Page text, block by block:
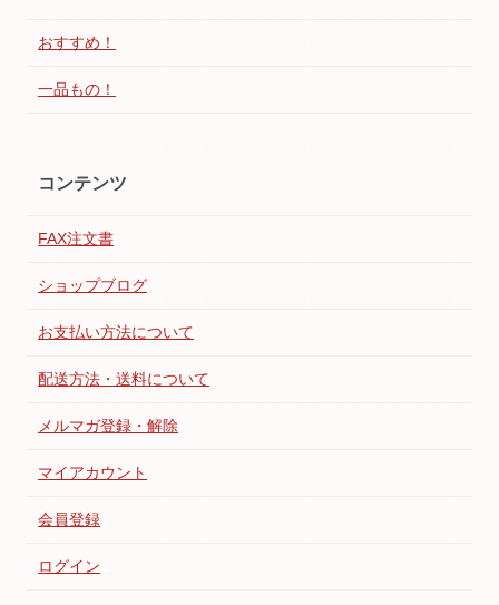
おすすめ！
一品もの！
コンテンツ
FAX注文書
ショップブログ
お支払い方法について
配送方法・送料について
メルマガ登録・解除
マイアカウント
会員登録
ログイン